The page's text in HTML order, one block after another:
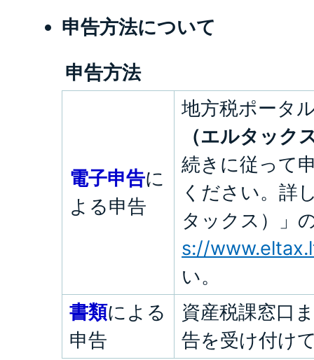
申告方法について
申告方法
電子申告に
よる申告
地方税ポータ
（エルタック
続きに従って
ください。詳
タックス）」
s://
い。
書類による
申告
資産税課窓口
告を受け付け